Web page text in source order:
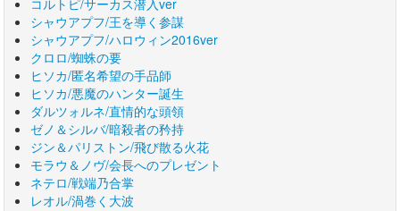
コルトピ/サーカス潜入ver
シャウアプフ/王を導く参謀
シャウアプフ/ハロウィン2016ver
クロロ/蜘蛛の要
ヒソカ/匿名希望の手品師
ヒソカ/悪魔のハンター誕生
ダルツォルネ/直情的な頭領
ゼノ＆シルバ/暗殺者の矜持
ジン＆パリストン/飛び散る火花
モラウ＆ノヴ/会長へのプレゼント
ネテロ/戦端乃合掌
レオル/渦巻く大波